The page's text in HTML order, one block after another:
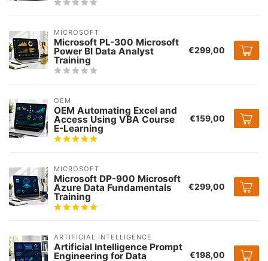
MICROSOFT
Microsoft PL-300 Microsoft
Power BI Data Analyst
Training
€299,00
OEM
OEM Automating Excel and
Access Using VBA Course
E-Learning
€159,00
MICROSOFT
Microsoft DP-900 Microsoft
Azure Data Fundamentals
Training
€299,00
ARTIFICIAL INTELLIGENCE
Artificial Intelligence Prompt
Engineering for Data €198,00